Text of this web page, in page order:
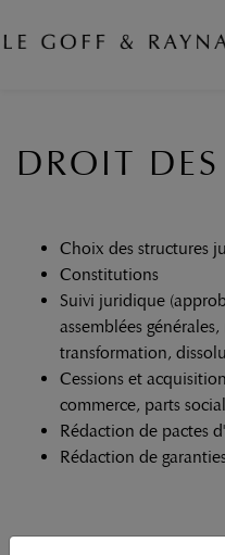
DROIT
Choix des structures
Constitutions
Suivi juridique
assemblées
transformation,
Cessions et
commerce, parts
Rédaction de pactes
Rédaction de